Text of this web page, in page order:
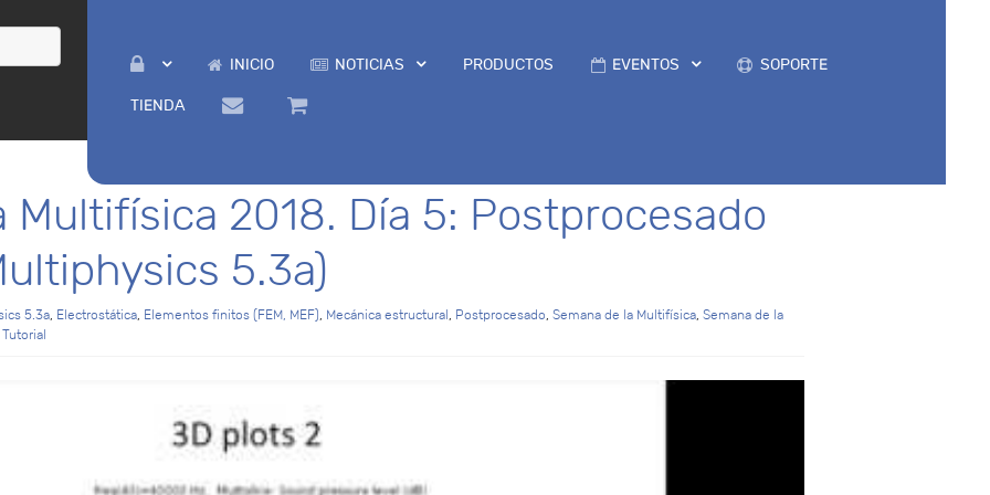
INICIO NOTICIAS PRODUCTOS EVENTOS SOPORTE
TIENDA
Multifísica 2018. Día 5: Postprocesado
5.3a)
5.3a Electrostática Elementos finitos (FEM, MEF) Mecánica estructural Postprocesado ,Semana de la Multifísica ,Semana de la
Tutorial